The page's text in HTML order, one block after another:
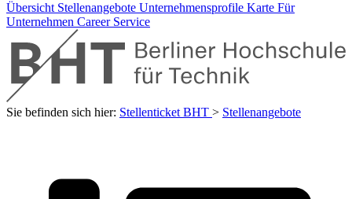
Übersicht Stellenangebote Unternehmensprofile Karte Für
Unternehmen Career Service
Sie befinden sich hier: Stellenticket BHT > Stellenangebote